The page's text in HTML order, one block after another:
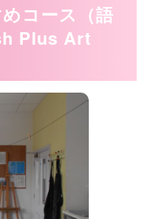
コース（語
Plus Art